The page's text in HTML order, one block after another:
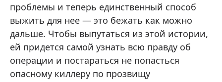
проблемы и теперь единственный способ
выжить для нее — это бежать как можно
дальше. Чтобы выпутаться из этой истории,
ей придется самой узнать всю правду об
операции и постараться не попасться
опасному киллеру по прозвищу